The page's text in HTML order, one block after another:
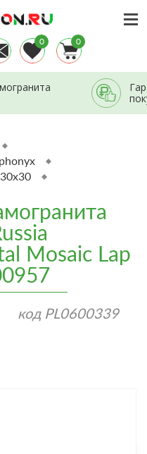
0 0
Mosaic Lap
код PL0600339